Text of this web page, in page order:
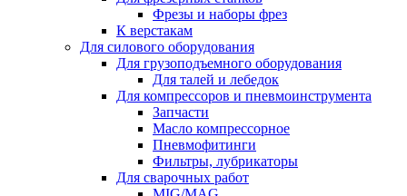
Фрезы и наборы фрез
К верстакам
Для силового оборудования
Для грузоподъемного оборудования
Для талей и лебедок
Для компрессоров и пневмоинструмента
Запчасти
Масло компрессорное
Пневмофитинги
Фильтры, лубрикаторы
Для сварочных работ